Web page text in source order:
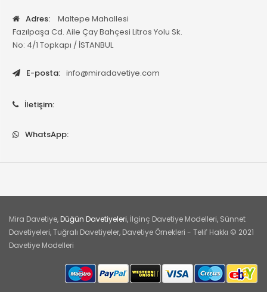
Adres:
Maltepe Mahallesi
Fazılpaşa Cd. Aile Çay Bahçesi Litros Yolu Sk.
No: 4/1 Topkapı / İSTANBUL
E-posta: info@miradavetiye.com
İletişim:
WhatsApp:
Mira Davetiye,Düğün Davetiyeleri, İlginç Davetiye Modelleri, Sünnet
Davetiyeleri, Tuğralı Davetiyeler, Davetiye Örnekleri - Telif Hakkı © 2021
Davetiye Modelleri